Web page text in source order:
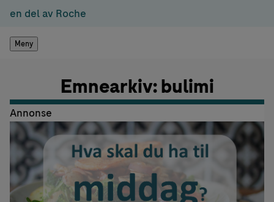
en del av Roche
Meny
Emnearkiv: bulimi
Annonse